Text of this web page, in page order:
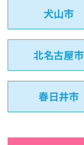
犬山市
北名古屋市
春日井市